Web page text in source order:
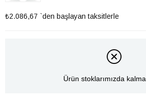
₺2.086,67 `den başlayan taksitlerle
Ürün stoklarımızda